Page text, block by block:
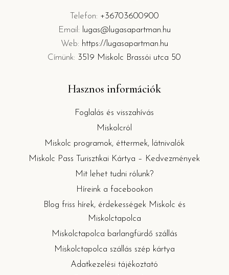
Telefon: +36703600900
Email: lugas@lugasapartman.hu
Web: https://lugasapartman.hu
Címünk: 3519 Miskolc Brassói utca 50
Hasznos információk
Foglalás és visszahívás
Miskolcról
Miskolc programok, éttermek, látnivalók
Miskolc Pass Turisztikai Kártya – Kedvezmények
Mit lehet tudni rólunk?
Híreink a facebookon
Blog friss hírek, érdekességek Miskolc és
Miskolctapolca
Miskolctapolca barlangfürdő szállás
Miskolctapolca szállás szép kártya
Adatkezelési tájékoztató